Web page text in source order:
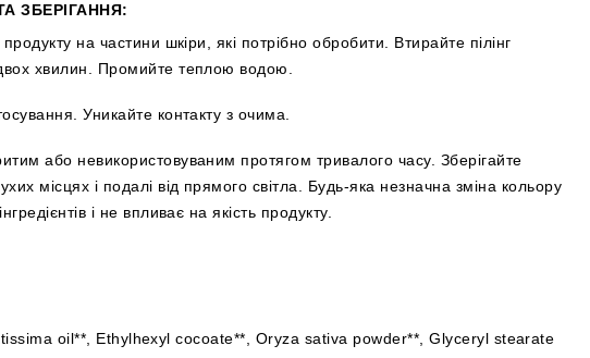
ЗБЕРІГАННЯ:
продукту на частини шкіри, які потрібно обробити. Втирайте пілінг
хвилин. Промийте теплою водою.
Уникайте контакту з очима.
або невикористовуваним протягом тривалого часу. Зберігайте
місцях і подалі від прямого світла. Будь-яка незначна зміна кольору
і не впливає на якість продукту.
oil**, Ethylhexyl cocoate**, Oryza sativa powder**, Glyceryl stearate